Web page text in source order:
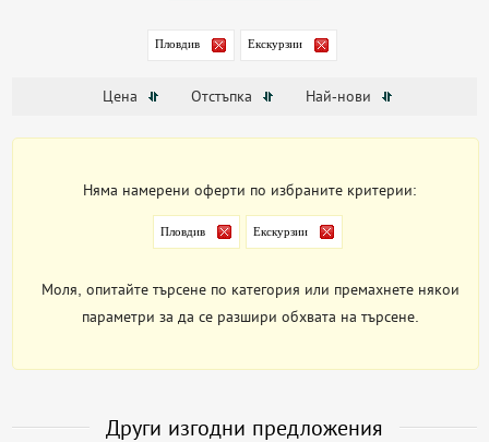
Пловдив Екскурзии
Цена Отстъпка Най-нови
Няма намерени оферти по избраните критерии:
Пловдив Екскурзии
Моля, опитайте търсене по категория или премахнете някои
параметри за да се разшири обхвата на търсене.
Други изгодни предложения